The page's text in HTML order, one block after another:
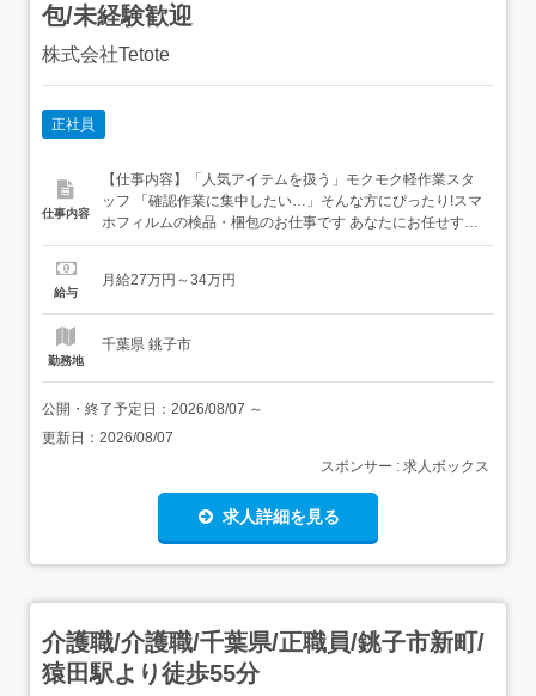
包/未経験歓迎
株式会社Tetote
正社員
仕事内容
【仕事内容】「人気アイテムを扱う」モクモク軽作業スタ
ッフ 「確認作業に集中したい…」そんな方にぴったり!スマ
ホフィルムの検品・梱包のお仕事です あなたにお任せする
カンタン作業 <外観確認> キズや汚れがないかチェック <数
箱へ入れる <最終確認> 梱包内容をチェック 未経験さんに
給与
月給27万円～34万円
勤務地
千葉県 銚子市
公開・終了予定日： 2026/08/07 ～
更新日： 2026/08/07
スポンサー : 求人ボックス
求人詳細を見る
介護職/介護職/千葉県/正職員/銚子市新町/
猿田駅より徒歩55分